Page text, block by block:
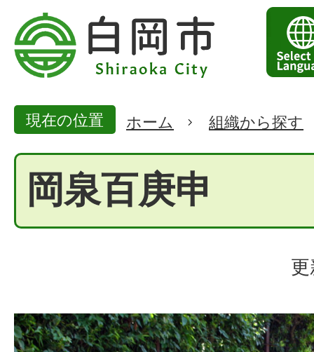
現在の位置 ホーム 組織から探す
岡泉百庚申